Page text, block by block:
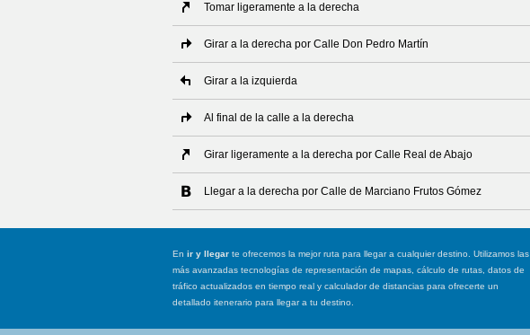
Tomar ligeramente a la derecha
Girar a la derecha por Calle Don Pedro Martín
Girar a la izquierda
Al final de la calle a la derecha
Girar ligeramente a la derecha por Calle Real de Abajo
Llegar a la derecha por Calle de Marciano Frutos Gómez
En ir y llegar te ofrecemos la mejor ruta para llegar a cualquier destino. Utilizamos las
más avanzadas tecnologías de representación de mapas, cálculo de rutas, datos de
tráfico actualizados en tiempo real y calculador de distancias para ofrecerte un
detallado itenerario para llegar a tu destino.